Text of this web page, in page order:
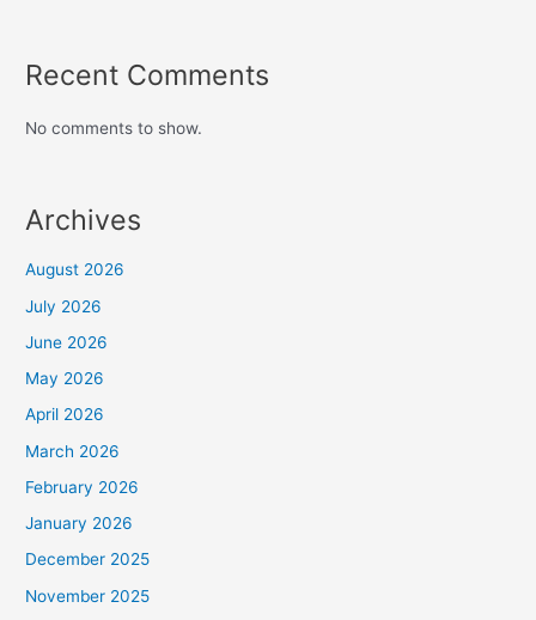
Recent Comments
No comments to show.
Archives
August 2026
July 2026
June 2026
May 2026
April 2026
March 2026
February 2026
January 2026
December 2025
November 2025